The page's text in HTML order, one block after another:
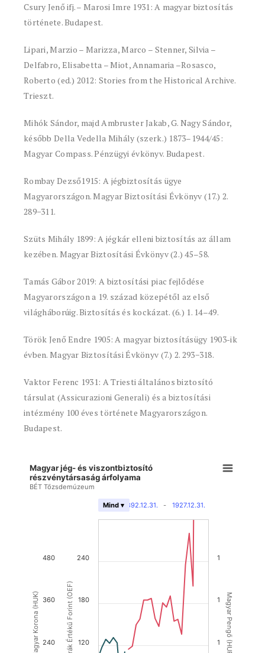
Csury Jenő ifj. – Marosi Imre 1931: A magyar biztosítás
története. Budapest.
Lipari, Marzio – Marizza, Marco – Stenner, Silvia –
Delfabro, Elisabetta – Miot, Annamaria –Rosasco,
Roberto (ed.) 2012: Stories from the Historical Archive.
Trieszt.
Mihók Sándor, majd Ambruster Jakab, G. Nagy Sándor,
később Della Vedella Mihály (szerk.) 1873–1944/45:
Magyar Compass. Pénzügyi évkönyv. Budapest.
Rombay Dezső1915: A jégbiztosítás ügye
Magyarországon. Magyar Biztosítási Évkönyv (17.) 2.
289−311.
Szüts Mihály 1899: A jégkár elleni biztosítás az állam
kezében. Magyar Biztosítási Évkönyv (2.) 45–58.
Tamás Gábor 2019: A biztosítási piac fejlődése
Magyarországon a 19. század közepétől az első
világháborúig. Biztosítás és kockázat. (6.) 1. 14–49.
Török Jenő Endre 1905: A magyar biztosításügy 1903-ik
évben. Magyar Biztosítási Évkönyv (7.) 2. 293−318.
Vaktor Ferenc 1931: A Triesti általános biztosító
társulat (Assicurazioni Generali) és a biztosítási
intézmény 100 éves története Magyarországon.
Budapest.
Osztrák Értékű Forint (OEF)
Magyar Korona (HUK) Magyar Pengő (HUP)
Magyar jég- és viszontbiztosító
részvénytársaság árfolyama
BÉT Tőzsdemúzeum
1892.12.31. - 1927.12.31.
Mind ▾
120
180
240
240
360
480
1
1
1